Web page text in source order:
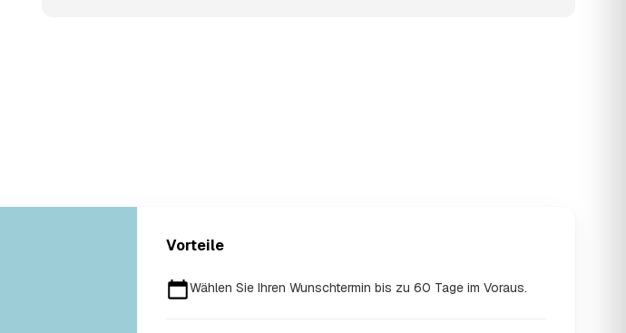
Vorteile
Wählen Sie Ihren Wunschtermin bis zu 60 Tage im Voraus.